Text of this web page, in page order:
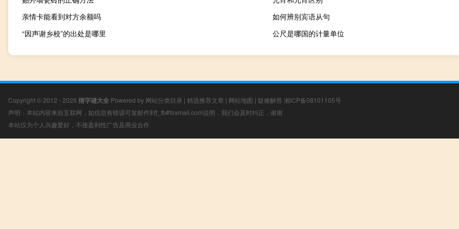
亲情卡能看到对方余额吗
如何辨别宾语从句
“因声谢乡校”的出处是哪里
公尺是哪国的计量单位
Copyright © 2012 - 2026 猜字谜大全 Powered by 网站分类目录 | 精选推荐文章 | 网站地图 | 疑难解答 湘ICP备08101105号
声明：本站内容来自互联网，如信息有错误可发邮件到f_fb#foxmail.com说明，我们会及时纠正，谢谢
本站仅为个人兴趣爱好，不接盈利性广告及商业合作